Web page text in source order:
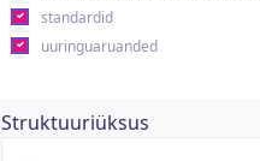
standardid
uuringuaruanded
Struktuuriüksus